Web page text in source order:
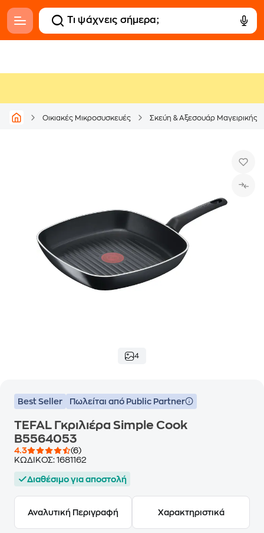
Οικιακές Μικροσυσκευές Σκεύη & Αξεσουάρ Μαγειρικής
4
Best Seller Πωλείται από Public Partner
TEFAL Γκριλιέρα Simple Cook
B5564053
4.3
(6)
ΚΩΔΙΚΟΣ: 1681162
Διαθέσιμο για αποστολή
Αναλυτική Περιγραφή Χαρακτηριστικά